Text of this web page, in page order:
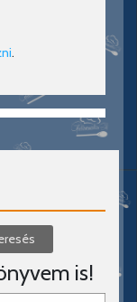
.
is!